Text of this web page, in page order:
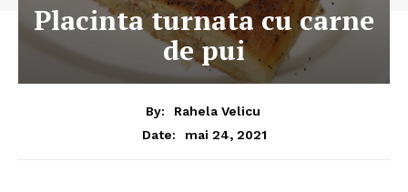
Placinta turnata cu carne
de pui
By:
Rahela Velicu
Date:
mai 24, 2021